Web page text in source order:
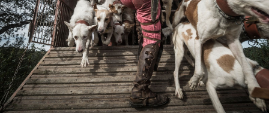
Partner
with
Us
Sign
In